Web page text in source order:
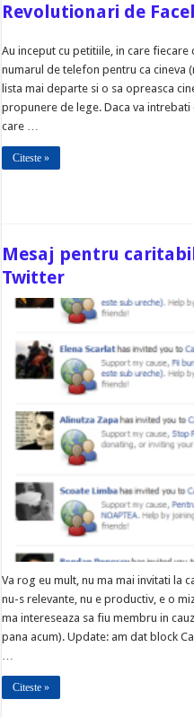
Revolutionari de
Au inceput cu petitiile, in care fiecare
numarul de telefon pentru ca cineva
lista mai departe si o sa opreasca
propunere de lege. Daca va
care …
Citeste »
Mesaj pentru
Twitter
Va rog eu mult, nu ma mai invitati la
nu-s relevante, nu e productiv, e o
ma intereseaza sa fiu membru in
pana acum). Update: am dat block
Citeste »